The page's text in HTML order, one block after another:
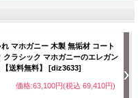
マホガニー 木製 無垢材 コート
クラシック マホガニーのエレガン
【送料無料】 [diz3633]
価格:63,100円(税込 69,410円)